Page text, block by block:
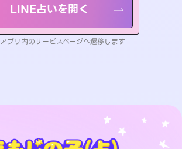
LINE占いを開く
プリ内のサービスページへ遷移します